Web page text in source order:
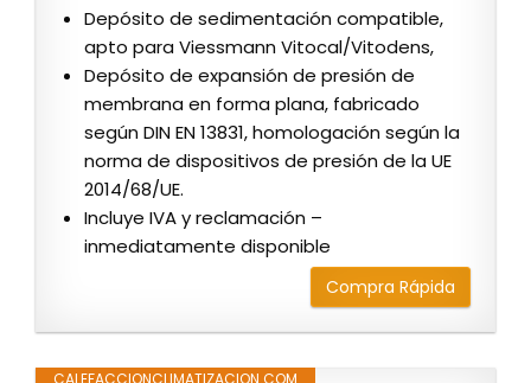
Depósito de sedimentación compatible,
apto para Viessmann Vitocal/Vitodens,
Depósito de expansión de presión de
membrana en forma plana, fabricado
según DIN EN 13831, homologación según la
norma de dispositivos de presión de la UE
2014/68/UE.
Incluye IVA y reclamación –
inmediatamente disponible
Compra Rápida